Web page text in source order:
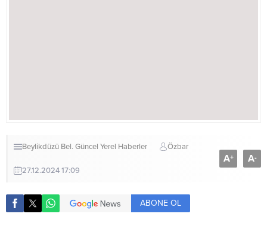
Beylikdüzü Bel. Güncel Yerel Haberler Özbar
27.12.2024 17:09
A+ A-
ABONE OL